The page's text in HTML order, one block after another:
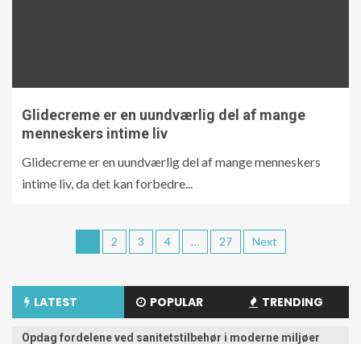
Glidecreme er en uundværlig del af mange
menneskers intime liv
Glidecreme er en uundværlig del af mange menneskers
intime liv, da det kan forbedre...
2 3 4 … 27 Next
LATEST POPULAR TRENDING
Opdag fordelene ved sanitetstilbehør i moderne miljøer